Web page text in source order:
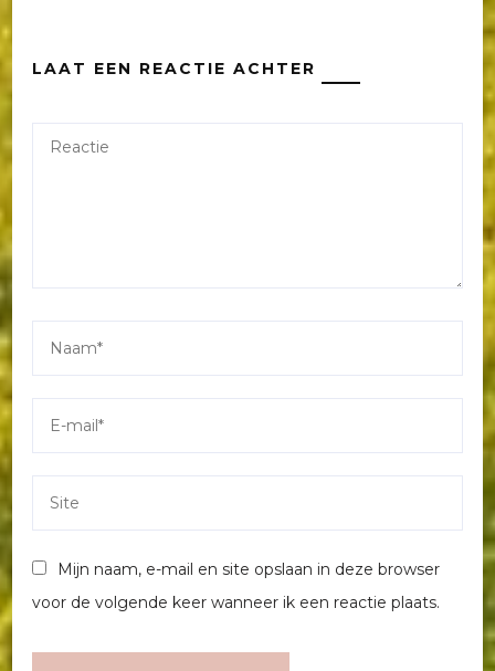
LAAT EEN REACTIE ACHTER
Mijn naam, e-mail en site opslaan in deze browser
voor de volgende keer wanneer ik een reactie plaats.